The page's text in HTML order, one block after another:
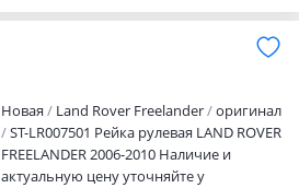
Новая Land Rover Freelander
оригинал
ST-LR007501 Рейка рулевая LAND ROVER
FREELANDER 2006-2010 Наличие и
актуальную цену уточняйте у